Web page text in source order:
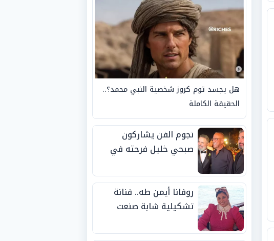
هل يجسد توم كروز شخصية النبي محمد؟..
الحقيقة الكاملة
نجوم الفن يشاركون
صبحي خليل فرحته في
روفانا أيمن طه.. فنانة
تشكيلية شابة صنعت
الجوائز منذ الصغر